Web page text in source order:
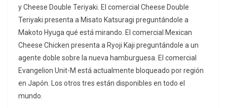
y Cheese Double Teriyaki. El comercial Cheese Double
Teriyaki presenta a Misato Katsuragi preguntándole a
Makoto Hyuga qué está mirando. El comercial Mexican
Cheese Chicken presenta a Ryoji Kaji preguntándole a un
agente doble sobre la nueva hamburguesa. El comercial
Evangelion Unit-M está actualmente bloqueado por región
en Japón. Los otros tres están disponibles en todo el
mundo.